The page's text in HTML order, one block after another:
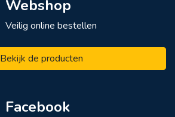
Webshop
Veilig online bestellen
Bekijk de producten
Facebook